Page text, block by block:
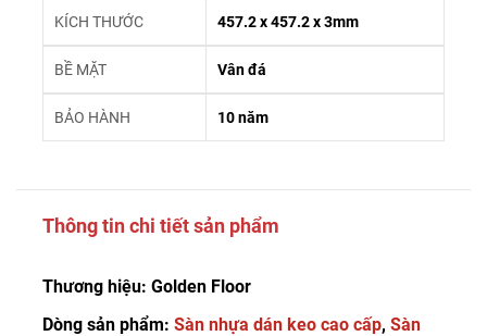
KÍCH THƯỚC 457.2 x 457.2 x 3mm
BỀ MẶT Vân đá
BẢO HÀNH 10 năm
Thông tin chi tiết sản phẩm
Thương hiệu: Golden Floor
Dòng sản phẩm: Sàn nhựa dán keo cao cấp, Sàn